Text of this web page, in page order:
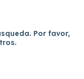
Por favor,